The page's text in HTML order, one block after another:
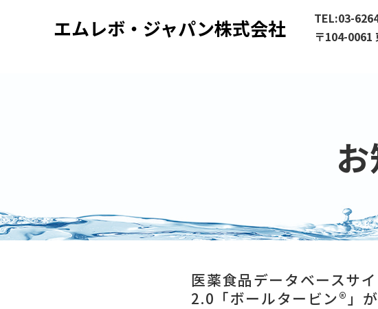
エムレボ・ジャパン株式会社
TEL:03-
〒104-0061
医薬食品データベースサ
2.0「ボールタービン®」